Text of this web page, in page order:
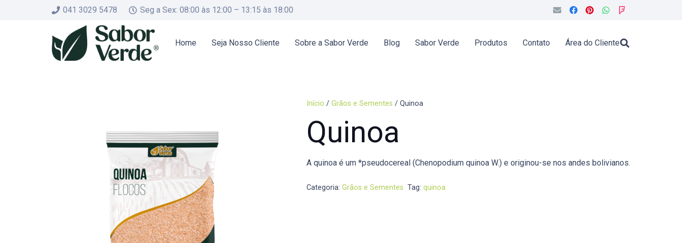
041 3029 5478 Seg a Sex: 08:00 às 12:00 – 13:15 às 18:00
Home Seja Nosso Cliente Sobre a Sabor Verde Blog Sabor Verde Produtos Contato Área do Cliente
Início / Grãos e Sementes / Quinoa
Quinoa
A quinoa é um *pseudocereal (Chenopodium quinoa W.) e originou-se nos andes bolivianos.
Categoria: Grãos e Sementes Tag:quinoa